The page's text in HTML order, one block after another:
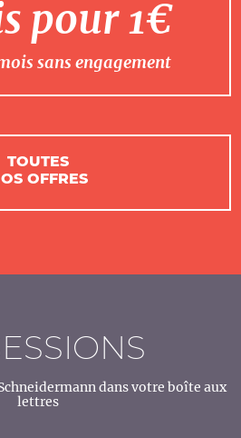
pour 1€
sans engagement
TOUTES
OFFRES
dans votre boîte aux
lettres